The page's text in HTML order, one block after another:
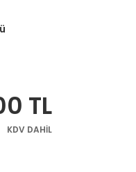
TL
KDV DAHİL